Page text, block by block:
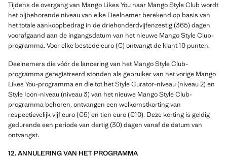
Tijdens de overgang van Mango Likes You naar Mango Style Club wordt
het bijbehorende niveau van elke Deelnemer berekend op basis van
het totale aankoopbedrag in de driehonderdvijfenzestig (365) dagen
voorafgaand aan de ingangsdatum van het nieuwe Mango Style Club-
programma. Voor elke bestede euro (€) ontvangt de klant 10 punten.
Deelnemers die vóór de lancering van het Mango Style Club-
programma geregistreerd stonden als gebruiker van het vorige Mango
Likes You-programma en die tot het Style Curator-niveau (niveau 2) en
Style Icon-niveau (niveau 3) van het nieuwe Mango Style Club-
programma behoren, ontvangen een welkomstkorting van
respectievelijk vijf euro (€5) en tien euro (€10). Deze korting is geldig
gedurende een periode van dertig (30) dagen vanaf de datum van
ontvangst.
12. ANNULERING VAN HET PROGRAMMA